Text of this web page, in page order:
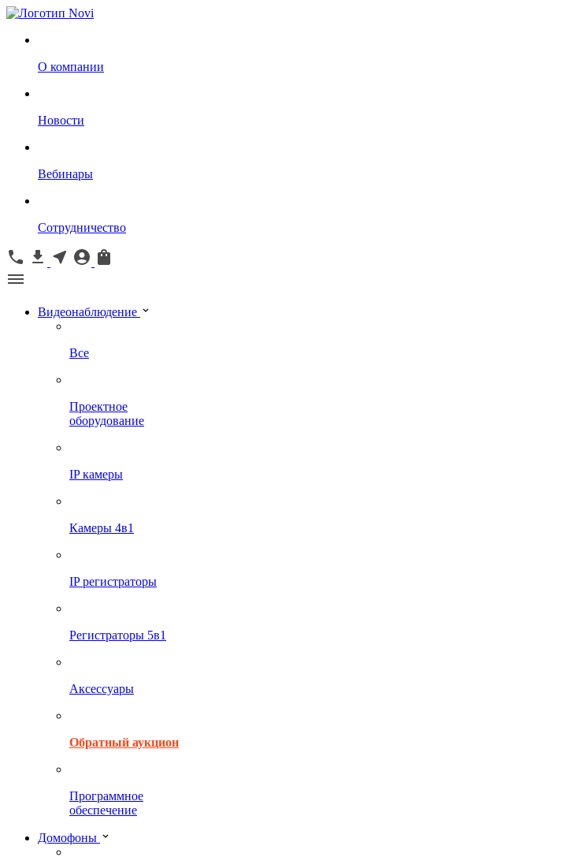
О компании
Новости
Вебинары
Сотрудничество
Видеонаблюдение
Все
Проектное
оборудование
IP камеры
Камеры 4в1
IP регистраторы
Регистраторы 5в1
Аксессуары
Обратный аукцион
Программное
обеспечение
Домофоны